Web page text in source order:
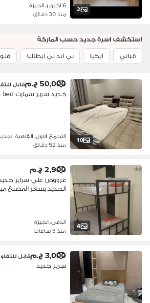
2
6 اكتوبر، الجيزة
منذ 30 دقائق
استكشف اسرة جديد حسب الماركة
قباني
ايكيا بي اند بي ايطاليا فلو
10
50,000 ج.م قابل
جديد سرير سمارت new smart bed
التجمع الاول، القاهرة
منذ 52 دقائق
4
2,900 ج.م
عرووض علي
الحديد بسعر المصنع
الدقى، الجيزة
منذ 3 ساعات
3,000 ج.م قابل
سرير جديد